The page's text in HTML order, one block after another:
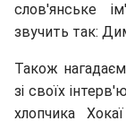
слов'янське
звучить так:
Також
зі своїх
хлопчика